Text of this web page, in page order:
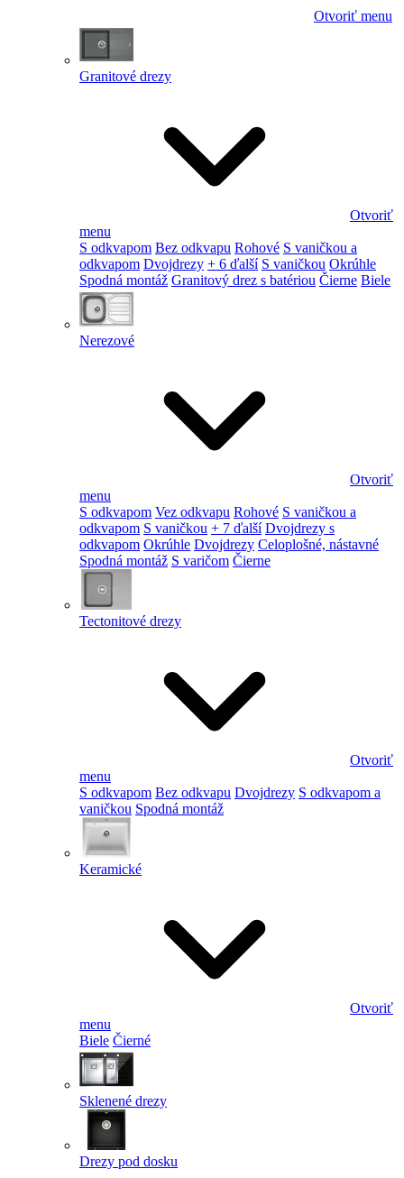
Otvoriť menu
Granitové drezy
Otvoriť
menu
S odkvapom Bez odkvapu Rohové S vaničkou a
odkvapom Dvojdrezy + 6 ďalší S vaničkou Okrúhle
Spodná montáž Granitový drez s batériou Čierne Biele
Nerezové
Otvoriť
menu
S odkvapom Vez odkvapu Rohové S vaničkou a
odkvapom S vaničkou + 7 ďalší Dvojdrezy s
odkvapom Okrúhle Dvojdrezy Celoplošné, nástavné
Spodná montáž S varičom Čierne
Tectonitové drezy
Otvoriť
menu
S odkvapom Bez odkvapu Dvojdrezy S odkvapom a
vaničkou Spodná montáž
Keramické
Otvoriť
menu
Biele Čierné
Sklenené drezy
Drezy pod dosku